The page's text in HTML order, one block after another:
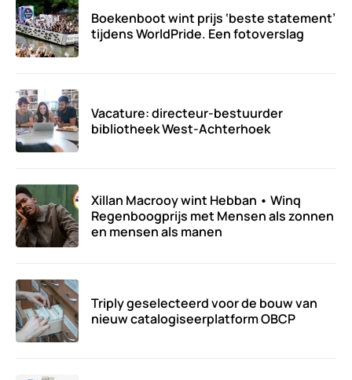
Boekenboot wint prijs ‘beste statement’
tijdens WorldPride. Een fotoverslag
Vacature: directeur-bestuurder
bibliotheek West-Achterhoek
Xillan Macrooy wint Hebban • Winq
Regenboogprijs met Mensen als zonnen
en mensen als manen
Triply geselecteerd voor de bouw van
nieuw catalogiseerplatform OBCP